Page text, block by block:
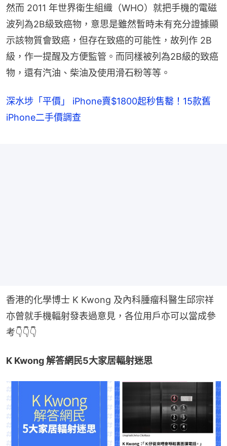
然而 2011 年世界衛生組織（WHO）就把手機的電磁
波列為2B級致癌物，意思是雖然暫時未有充分證據顯
示該物質會致癌，但存在致癌的可能性，故列作 2B
級，作一提醒及方便監管。而同樣被列為2B級的致癌
物，還有汽油、柴油及使用滑石粉等等。
深水埗「平價」 iPhone賣$1800起秒售罊！15款舊
iPhone二手價調查
香港的化學博士 K Kwong 及內科腫瘤科醫生邱宗祥
亦曾就手機輻射發表過意見，各位用戶亦可以當成參
考👇👇👇
K Kwong 解答網民5大家居輻射迷思